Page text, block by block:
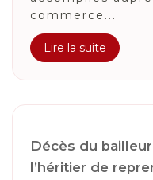
commerce...
Lire la suite
Décès du
l’héritier de